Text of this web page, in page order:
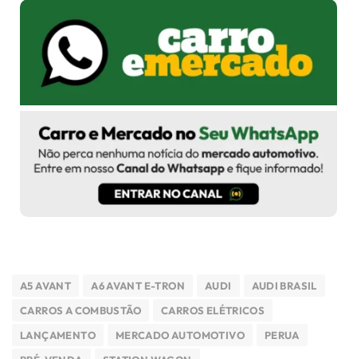
A5 AVANT A6 AVANT E-TRON AUDI
AUDI BRASIL
CARROS A COMBUSTÃO
CARROS ELÉTRICOS
LANÇAMENTO
MERCADO AUTOMOTIVO
PERUA